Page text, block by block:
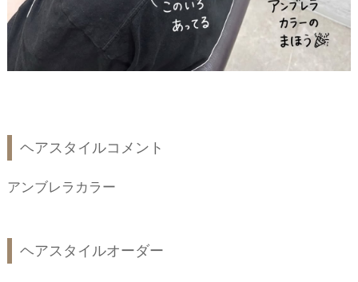
ヘアスタイルコメント
アンブレラカラー
ヘアスタイルオーダー